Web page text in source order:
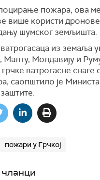
пожара, ова
више користи
шумског земљишта.
из земаља
Малту, Молдавију и
ватрогасне снаге
саопштило је
пожари у Грчкој